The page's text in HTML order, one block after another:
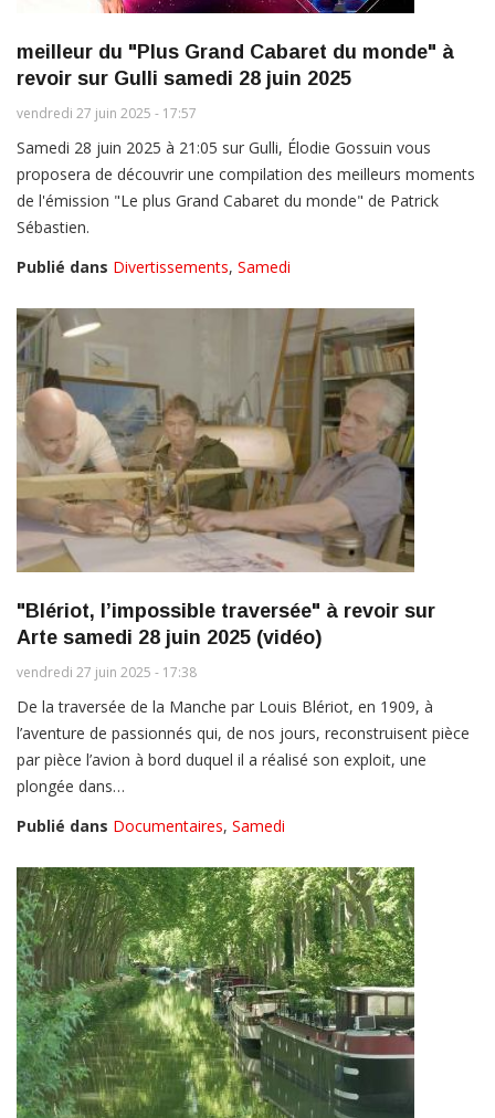
meilleur du "Plus Grand Cabaret du monde" à
revoir sur Gulli samedi 28 juin 2025
vendredi 27 juin 2025 - 17:57
Samedi 28 juin 2025 à 21:05 sur Gulli, Élodie Gossuin vous
proposera de découvrir une compilation des meilleurs moments
de l'émission "Le plus Grand Cabaret du monde" de Patrick
Sébastien.
Publié dans Divertissements, Samedi
"Blériot, l’impossible traversée" à revoir sur
Arte samedi 28 juin 2025 (vidéo)
vendredi 27 juin 2025 - 17:38
De la traversée de la Manche par Louis Blériot, en 1909, à
l’aventure de passionnés qui, de nos jours, reconstruisent pièce
par pièce l’avion à bord duquel il a réalisé son exploit, une
plongée dans…
Publié dans Documentaires, Samedi